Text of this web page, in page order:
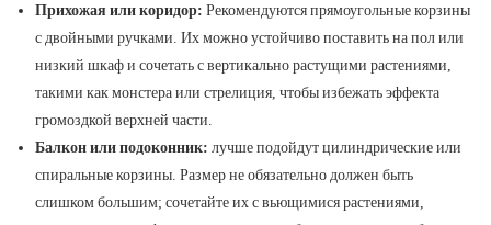
Прихожая или коридор: Рекомендуются прямоугольные корзины
с двойными ручками. Их можно устойчиво поставить на пол или
низкий шкаф и сочетать с вертикально растущими растениями,
такими как монстера или стрелиция, чтобы избежать эффекта
громоздкой верхней части.
Балкон или подоконник: лучше подойдут цилиндрические или
спиральные корзины. Размер не обязательно должен быть
слишком большим; сочетайте их с вьющимися растениями,